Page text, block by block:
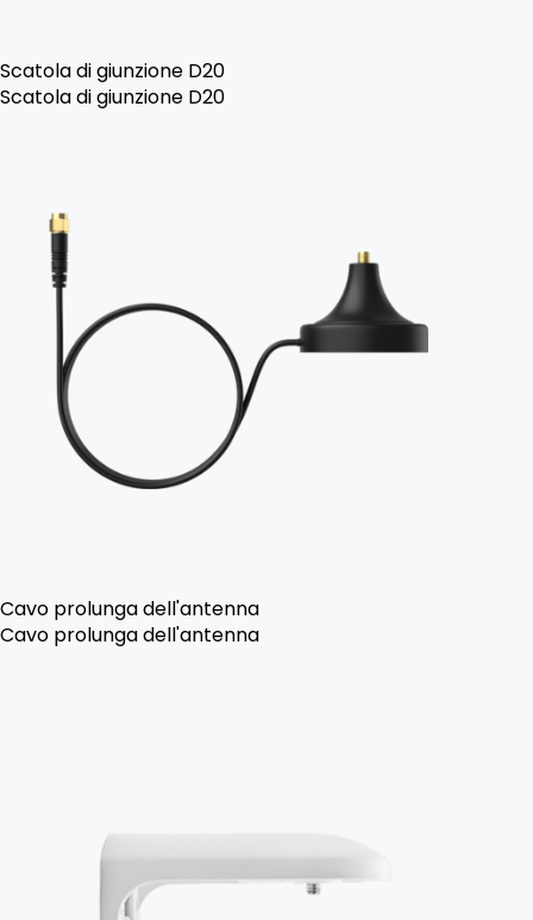
Scatola di giunzione D20
Scatola di giunzione D20
Cavo prolunga dell'antenna
Cavo prolunga dell'antenna